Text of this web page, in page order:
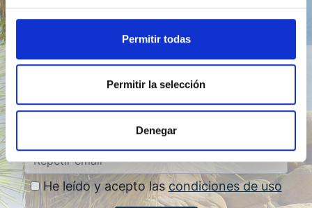
Permitir todas
Permitir la selección
Denegar
Boletín trimestral
He leído y acepto las condiciones de uso